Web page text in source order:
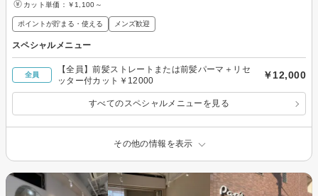
カット単価： ￥1,100～
ポイントが貯まる・使える メンズ歓迎
スペシャルメニュー
全員
【全員】前髪ストレートまたは前髪パーマ＋リセ
ッター付カット￥12000
￥12,000
すべてのスペシャルメニューを見る
その他の情報を表示